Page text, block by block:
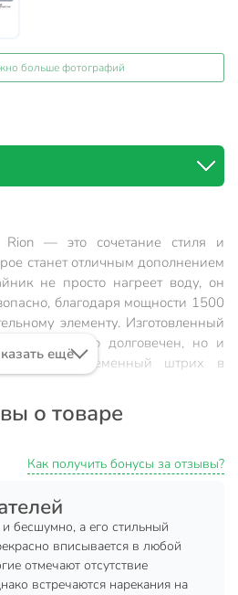
больше фотографий
Rion — это сочетание стиля и
станет отличным дополнением
не просто нагреет воду, он
благодаря мощности 1500
элементу. Изготовленный
он не только долговечен, но и
современный штрих в
литра идеально подходит для
цвет корпуса придает ему
вид, который отлично
обстановку. Благодаря
процесс нагрева воды
но и эстетически
ещё
о товаре
Как получить бонусы за отзывы?
бесшумно, а его стильный
вписывается в любой
отмечают отсутствие
встречаются нарекания на